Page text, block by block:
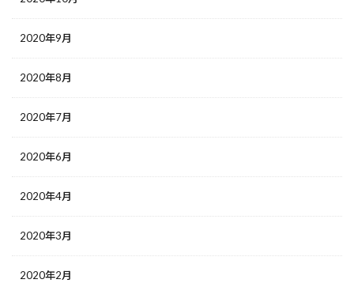
2020年9月
2020年8月
2020年7月
2020年6月
2020年4月
2020年3月
2020年2月